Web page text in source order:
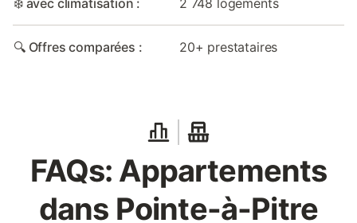
❄️ avec climatisation : 2 748 logements
🔍 Offres comparées : 20+ prestataires
FAQs: Appartements
dans Pointe-à-Pitre